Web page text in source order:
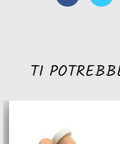
TI